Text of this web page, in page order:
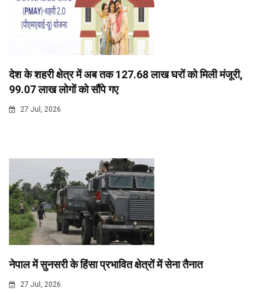
देश के शहरी क्षेत्र में अब तक 127.68 लाख घरों को मिली मंजूरी,
99.07 लाख लोगों को सौंपे गए
27 Jul, 2026
नेपाल में सुनसरी के हिंसा प्रभावित क्षेत्रों में सेना तैनात
27 Jul, 2026